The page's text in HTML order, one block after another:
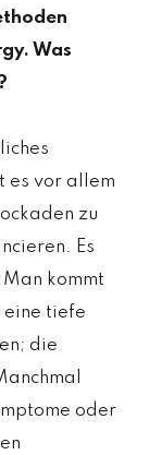
Was
es vor allem
zu
Es
kommt
eine tiefe
die
oder